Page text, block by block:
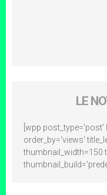
LE
[wpp
order_by='views'
thumbnail_width=150